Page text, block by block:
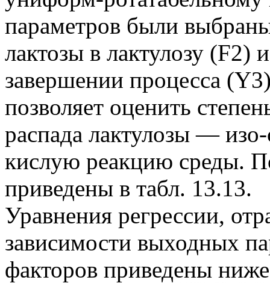
параметров были
лактозы в лактулозу (F2)
завершении процесса
позволяет оценить
распада лактулозы —
кислую реакцию среды.
приведены в табл. 13.13.
Уравнения регрессии,
зависимости выходных
факторов приведены